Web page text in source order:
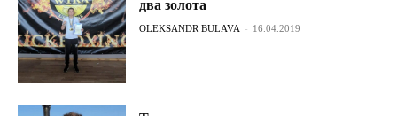
два золота
OLEKSANDR BULAVA - 16.04.2019